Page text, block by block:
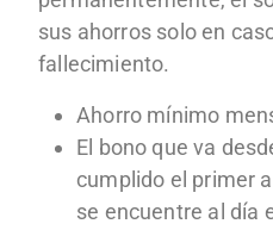
sus ahorros solo en
fallecimiento.
Ahorro mínimo
El bono que va
cumplido el primer
se encuentre al día